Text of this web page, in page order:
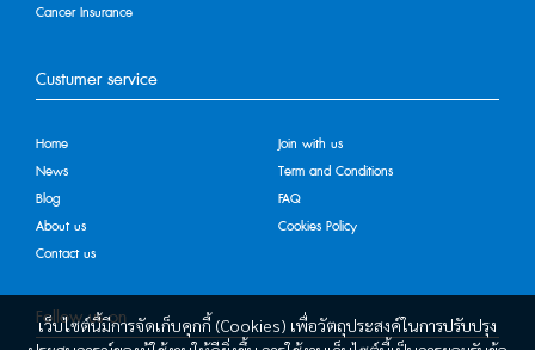
เว็บไซต์นี้มีการจัดเก็บคุกกี้ (Cookies) เพื่อวัตถุประสงค์ในการปรับปรุง
Cancer Insurance
Custumer service
Home
News
Blog
About us
Contact us
Join with us
Term and Conditions
FAQ
Cookies Policy
Follow us on